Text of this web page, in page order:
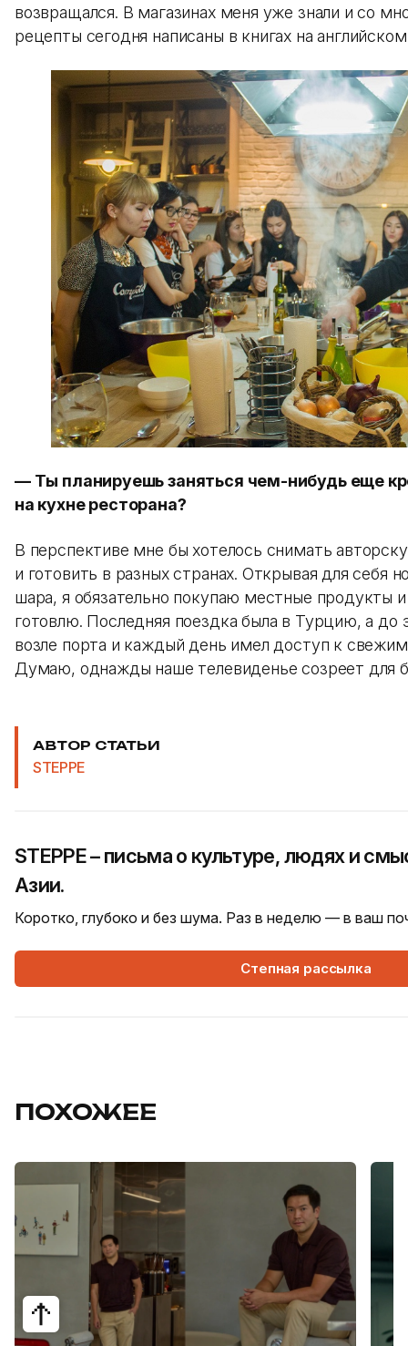
возвращался. В магазинах меня уже знали и со
рецепты сегодня написаны в книгах на
— Ты планируешь заняться чем-нибудь еще
на кухне ресторана?
В перспективе мне бы хотелось снимать
и готовить в разных странах. Открывая для себя
шара, я обязательно покупаю местные продукты
готовлю. Последняя поездка была в Турцию, а
возле порта и каждый день имел доступ к
Думаю, однажды наше телевиденье созреет для
АВТОР СТАТЬИ
STEPPE
STEPPE – письма о культуре, людях и
Азии.
Коротко, глубоко и без шума. Раз в неделю — в ваш
Степная рассылка
ПОХОЖЕЕ